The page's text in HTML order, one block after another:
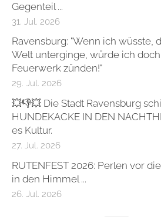
Gegenteil ...
31. Jul. 2026
Ravensburg: "Wenn ich wüsste,
Welt unterginge, würde ich
Feuerwerk zünden!"
29. Jul. 2026
💥👎💥 Die Stadt Ravensburg
HUNDEKACKE IN DEN
es Kultur.
27. Jul. 2026
RUTENFEST 2026: Perlen vor
in den Himmel ...
26. Jul. 2026